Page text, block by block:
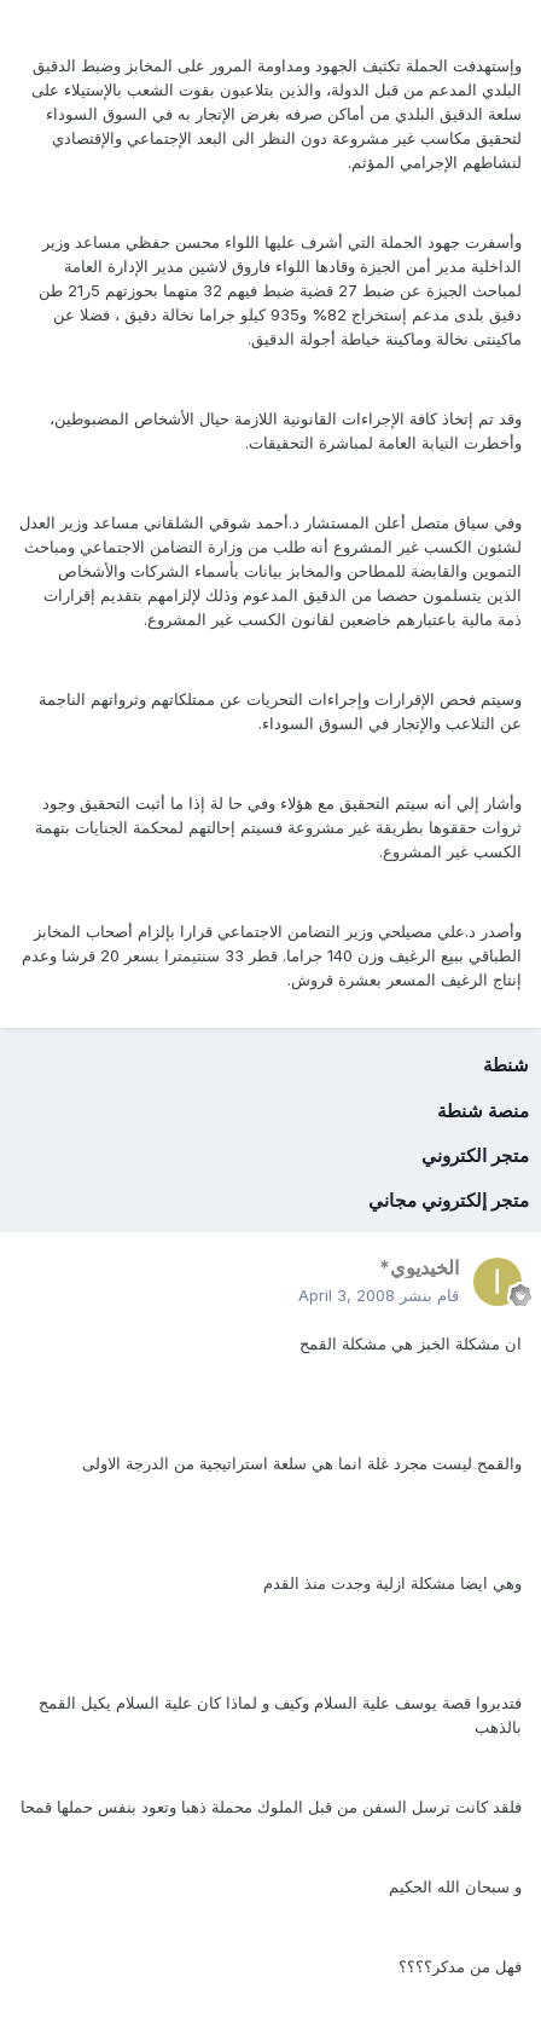
وإستهدفت الحملة تكثيف الجهود ومداومة المرور على المخابز وضبط الدقيق
البلدي المدعم من قبل الدولة، والذين بتلاعبون بقوت الشعب بالإستيلاء على
سلعة الدقيق البلدي من أماكن صرفه بغرض الإتجار به في السوق السوداء
لتحقيق مكاسب غير مشروعة دون النظر الى البعد الإجتماعي والإقتصادي
لنشاطهم الإجرامي المؤثم.
وأسفرت جهود الحملة التي أشرف عليها اللواء محسن حفظي مساعد وزير
الداخلية مدير أمن الجيزة وقادها اللواء فاروق لاشين مدير الإدارة العامة
لمباحث الجيزة عن ضبط 27 قضية ضبط فيهم 32 متهما بحوزتهم 5ر21 طن
دقيق بلدى مدعم إستخراج 82% و935 كيلو جراما نخالة دقيق ، فضلا عن
ماكينتى نخالة وماكينة خياطة أجولة الدقيق.
وقد تم إتخاذ كافة الإجراءات القانونية اللازمة حيال الأشخاص المضبوطين،
وأخطرت النيابة العامة لمباشرة التحقيقات.
وفي سياق متصل أعلن المستشار د.أحمد شوقي الشلقاني مساعد وزير العدل
لشئون الكسب غير المشروع أنه طلب من وزارة التضامن الاجتماعي ومباحث
التموين والقابضة للمطاحن والمخابز بيانات بأسماء الشركات والأشخاص
الذين يتسلمون حصصا من الدقيق المدعوم وذلك لإلزامهم بتقديم إقرارات
ذمة مالية باعتبارهم خاضعين لقانون الكسب غير المشروع.
وسيتم فحص الإقرارات وإجراءات التحريات عن ممتلكاتهم وثرواتهم الناجمة
عن التلاعب والإتجار في السوق السوداء.
وأشار إلي أنه سيتم التحقيق مع هؤلاء وفي حا لة إذا ما أثبت التحقيق وجود
ثروات حققوها بطريقة غير مشروعة فسيتم إحالتهم لمحكمة الجنايات بتهمة
الكسب غير المشروع.
وأصدر د.علي مصيلحي وزير التضامن الاجتماعي قرارا بإلزام أصحاب المخابز
الطباقي ببيع الرغيف وزن 140 جراما. قطر 33 سنتيمترا بسعر 20 قرشا وعدم
إنتاج الرغيف المسعر بعشرة قروش.
شنطة
منصة شنطة
متجر الكتروني
متجر إلكتروني مجاني
الخيديوي*
قام بنشر April 3, 2008
ان مشكلة الخبز هي مشكلة القمح
والقمح ليست مجرد غلة انما هي سلعة استراتيجية من الدرجة الاولى
وهي ايضا مشكلة ازلية وجدت منذ القدم
فتدبروا قصة يوسف علية السلام وكيف و لماذا كان علية السلام يكيل القمح
بالذهب
فلقد كانت ترسل السفن من قبل الملوك محملة ذهبا وتعود بنفس حملها قمحا
و سبحان الله الحكيم
فهل من مدكر؟؟؟؟